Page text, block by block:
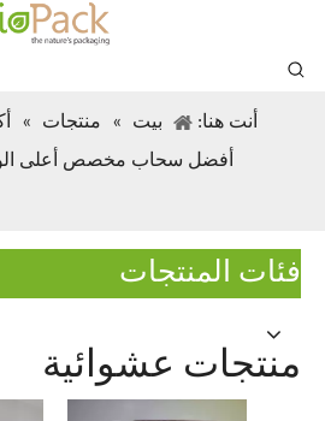
أنت هنا: بيت » منتجات »
أفضل سحاب مخصص أعلى
فئات المنتجات
منتجات عشوائية